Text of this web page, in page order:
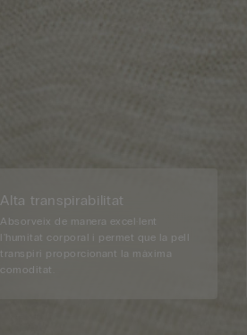
Alta transpirabilitat
Absorveix de manera excel·lent
l'humitat corporal i permet que la pell
transpiri proporcionant la màxima
comoditat.